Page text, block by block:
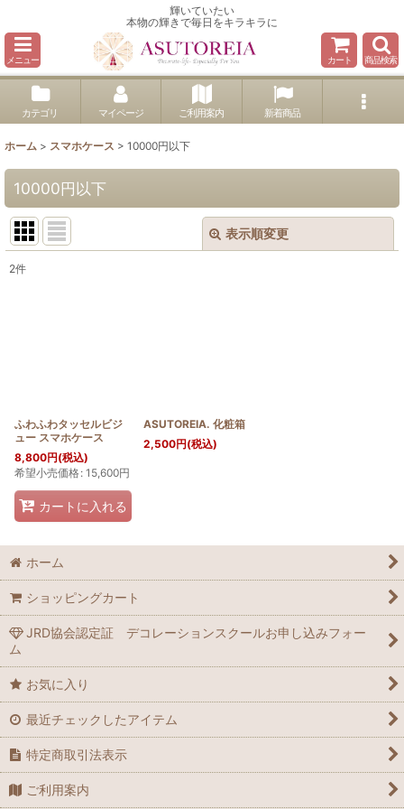
輝いていたい
本物の輝きで毎日をキラキラに
メニュー カート 商品検索
カテゴリ マイページ ご利用案内 新着商品
ホーム > スマホケース > 10000円以下
10000円以下
表示順変更
2件
ふわふわタッセルビジ
ュー スマホケース
8,800円(税込)
希望小売価格: 15,600円
カートに入れる
ASUTOREIA. 化粧箱
2,500円(税込)
ホーム
ショッピングカート
JRD協会認定証 デコレーションスクールお申し込みフォー
ム
お気に入り
最近チェックしたアイテム
特定商取引法表示
ご利用案内